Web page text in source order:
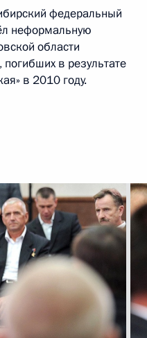
федеральный
неформальную
области
в результате
в 2010 году.